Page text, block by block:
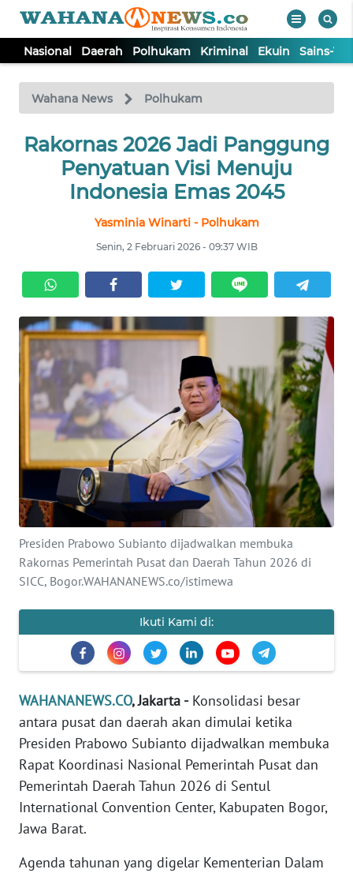
Nasional Daerah Polhukam Kriminal Ekuin Sains-
Wahana News Polhukam
Rakornas 2026 Jadi Panggung
Penyatuan Visi Menuju
Indonesia Emas 2045
Yasminia Winarti - Polhukam
Senin, 2 Februari 2026 - 09:37 WIB
Presiden Prabowo Subianto dijadwalkan membuka
Rakornas Pemerintah Pusat dan Daerah Tahun 2026 di
SICC, Bogor.WAHANANEWS.co/istimewa
Ikuti Kami di:
WAHANANEWS.CO, Jakarta -Konsolidasi besar
antara pusat dan daerah akan dimulai ketika
Presiden Prabowo Subianto dijadwalkan membuka
Rapat Koordinasi Nasional Pemerintah Pusat dan
Pemerintah Daerah Tahun 2026 di Sentul
International Convention Center, Kabupaten Bogor,
Jawa Barat.
Agenda tahunan yang digelar Kementerian Dalam
TV
Tutup
NASIONAL
KRIMINAL
EKUIN
SAINS-TEKNO
KESEHATAN
INTERNASIONAL
SERBA-SERBI
PENDIDIKAN
OLAHRAGA
EDITORIAL
INDEKS
BERITA
KONTAK
INFO